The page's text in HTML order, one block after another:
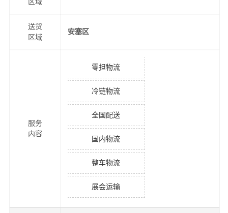
区域
送货
区域
安塞区
服务
内容
零担物流
冷链物流
全国配送
国内物流
整车物流
展会运输